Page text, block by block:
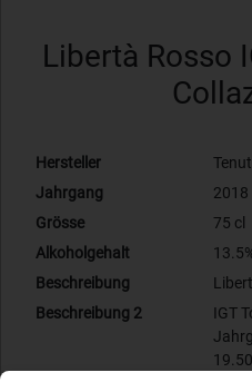
Libertà Rosso
Hersteller
Jahrgang
2018
Grösse
75 cl
Alkoholgehalt
Beschreibung
Beschreibung 2
IGT
19.50